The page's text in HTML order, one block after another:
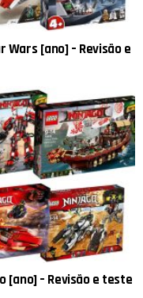
Wars [ano] – Revisão e
[ano] – Revisão e teste